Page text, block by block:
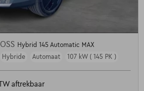
Hybrid 145 Automatic MAX
Hybride Automaat 107 kW ( 145 PK )
aftrekbaar